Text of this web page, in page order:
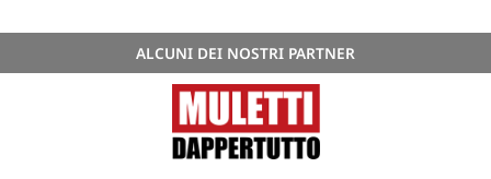
ALCUNI DEI NOSTRI PARTNER